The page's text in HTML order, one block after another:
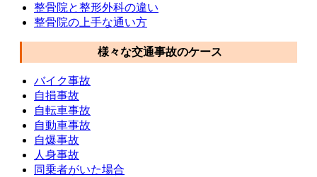
整骨院と整形外科の違い
整骨院の上手な通い方
様々な交通事故のケース
バイク事故
自損事故
自転車事故
自動車事故
自爆事故
人身事故
同乗者がいた場合